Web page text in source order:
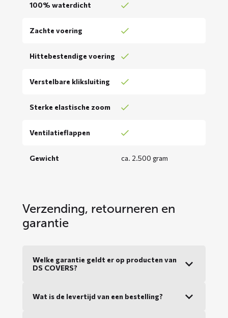
100% waterdicht
Zachte voering
Hittebestendige voering
Verstelbare kliksluiting
Sterke elastische zoom
Ventilatieflappen
Gewicht ca. 2.500 gram
Verzending, retourneren en
garantie
Welke garantie geldt er op producten van
DS COVERS?
Wat is de levertijd van een bestelling?